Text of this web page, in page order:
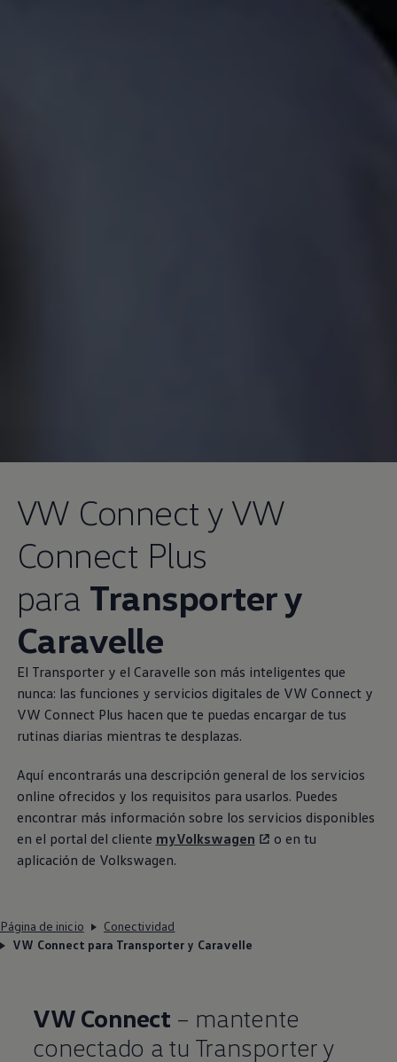
VW Connect y VW
Connect Plus
para Transportery
Caravelle
El Transportery el Caravelle son más inteligentes que
nunca: las funciones y servicios digitales de VW Connect y
VW Connect Plus hacen que te puedas encargar de tus
rutinas diarias mientras te desplazas.
Aquí encontrarás una descripción general de los servicios
online ofrecidos y los requisitos para usarlos. Puedes
encontrar más información sobre los servicios disponibles
en el portal del cliente myVolkswagen
o en tu
aplicación de Volkswagen.
Página de inicio
Conectividad
VW Connect para Transporter y Caravelle
VW Connect – mantente
conectado a tu Transporter y